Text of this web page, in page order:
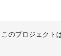
このプロジェクト